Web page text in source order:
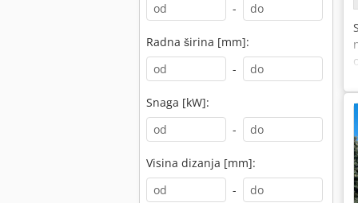
-
Radna širina [mm]:
-
Snaga [kW]:
-
Visina dizanja [mm]:
-